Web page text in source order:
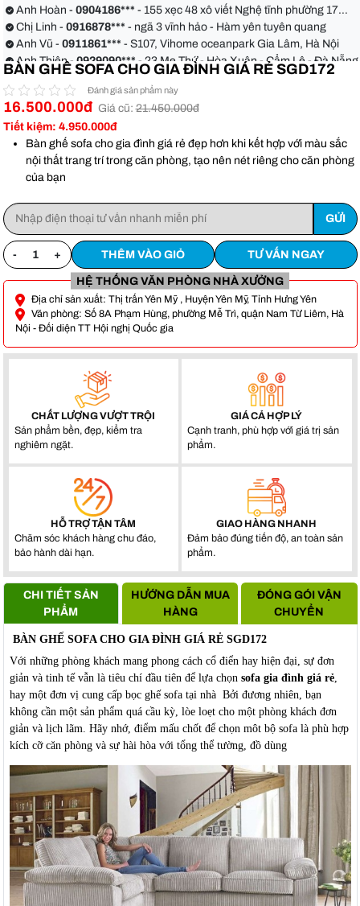
Anh Hoàn -
0904186***
- 155 xẹc 48 xô viết Nghệ tĩnh phường 17
quận Bình Thạnh
Chị Linh - 0916878***
- ngã 3 vĩnh hảo - Hàm yên tuyên quang
Anh Vũ -
0911861*** - S107, Vihome oceanpark Gia Lâm, Hà Nội
Anh Thiện - 0929090*** - 23 Mẹ Thứ - Hòa Xuân - Cẩm Lệ - Đà Nẵng
Chị Hoa - 0988068***- 56 Nguyễn Khang, Cầu Giấy
Anh Việt -0349582***- Toà Moonlight An Lạc, Vân Canh Hoài Đức
Anh Hoàn -0904186*** - 155 xẹc 48 xô viết Nghệ tĩnh phường 17
quận Bình Thạnh
Chị Linh - 0916878***
Anh Vũ - 0911861***- S107, Vihome oceanpark Gia Lâm, Hà Nội
BÀN GHẾ SOFA CHO GIA ĐÌNH GIÁ RẺ SGD172
Đánh giá sản phẩm này
16.500.000đ Giá cũ:21.450.000đ
Tiết kiệm: 4.950.000đ
Bàn ghế sofa cho gia đình giá rẻ đẹp hơn khi kết hợp với màu sắc
nội thất trang trí trong căn phòng, tạo nên nét riêng cho căn phòng
của bạn
- + THÊM VÀO GIỎ TƯ VẤN NGAY
HỆ THỐNG VĂN PHÒNG NHÀ XƯỞNG
Địa chỉ sản xuất: Thị trấn Yên Mỹ , Huyện Yên Mỹ, Tỉnh Hưng Yên
Văn phòng: Số 8A Phạm Hùng, phường Mễ Trì, quận Nam Từ Liêm, Hà
Nội - Đối diện TT Hội nghị Quốc gia
CHẤT LƯỢNG VƯỢT TRỘI
Sản phẩm bền, đẹp, kiểm tra
nghiêm ngặt.
GIÁ CẢ HỢP LÝ
Cạnh tranh, phù hợp với giá trị sản
phẩm.
HỖ TRỢ TẬN TÂM
Chăm sóc khách hàng chu đáo,
bảo hành dài hạn.
GIAO HÀNG NHANH
Đảm bảo đúng tiến độ, an toàn sản
phẩm.
CHI TIẾT SẢN
PHẨM
HƯỚNG DẪN MUA
HÀNG
ĐÓNG GÓI VẬN
CHUYỂN
BÀN GHẾ SOFA CHO GIA ĐÌNH GIÁ RẺ SGD172
Với những phòng khách mang phong cách cổ điển hay hiện đại, sự đơn
giản và tinh tế vẫn là tiêu chí đầu tiên để lựa chọn sofa gia đình giá rẻ,
hay một đơn vị cung cấp bọc ghế sofa tại nhà Bởi đương nhiên, bạn
không cần một sản phẩm quá cầu kỳ, lòe loẹt cho một phòng khách đơn
giản và lịch lãm. Hãy nhớ, điểm mấu chốt để chọn môt bộ sofa là phù hợp
kích cỡ căn phòng và sự hài hòa với tổng thể tường, đồ dùng